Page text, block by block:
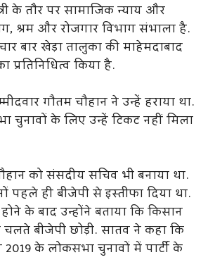
के तौर पर सामाजिक न्याय और
श्रम और रोजगार विभाग संभाला है.
बार खेड़ा तालुका की माहेमदाबाद
प्रतिनिधित्व किया है.
गौतम चौहान ने उन्हें हराया था.
चुनावों के लिए उन्हें टिकट नहीं मिला
को संसदीय सचिव भी बनाया था.
पहले ही बीजेपी से इस्तीफा दिया था.
के बाद उन्होंने बताया कि किसान
चलते बीजेपी छोड़ी. सातव ने कहा कि
के लोकसभा चुनावों में पार्टी के